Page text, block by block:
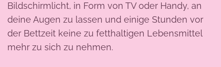
Bildschirmlicht, in Form von TV oder Handy, an
deine Augen zu lassen und einige Stunden vor
der Bettzeit keine zu fetthaltigen Lebensmittel
mehr zu sich zu nehmen.